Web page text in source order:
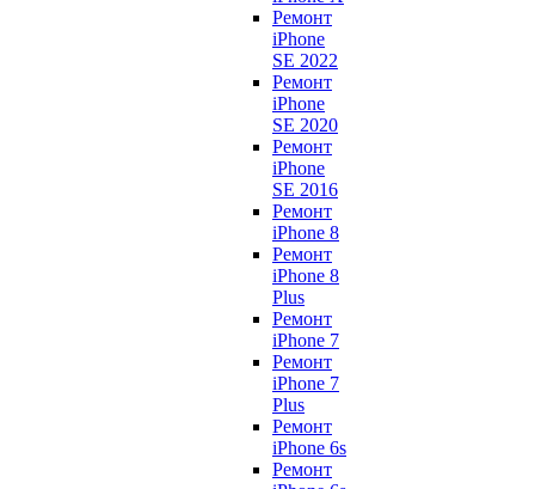
Ремонт
iPhone
SE 2022
Ремонт
iPhone
SE 2020
Ремонт
iPhone
SE 2016
Ремонт
iPhone 8
Ремонт
iPhone 8
Plus
Ремонт
iPhone 7
Ремонт
iPhone 7
Plus
Ремонт
iPhone 6s
Ремонт